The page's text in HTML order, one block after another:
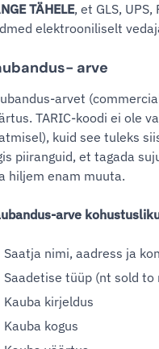
TÄHELE, et GLS,
elektrooniliselt
arve
arvet
TARIC-koodi ei ole
kuid see tuleks
piiranguid, et tagada
hiljem enam muuta.
arve
Saatja nimi, aadress ja
Saadetise tüüp (nt sold to
Kauba kirjeldus
Kauba kogus